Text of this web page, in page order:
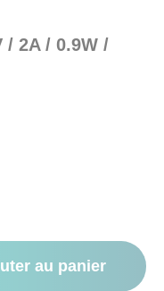
/ 2A / 0.9W /
au panier